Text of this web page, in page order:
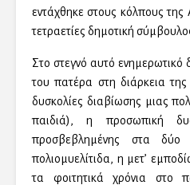
εντάχθηκε στους κόλπους της
τετραετίες δημοτική
Στο στεγνό αυτό ενημερωτικό
του πατέρα στη διάρκεια της
δυσκολίες διαβίωσης μιας
παιδιά), η προσωπική
προσβεβλημένης στα
πολιομυελίτιδα, η μετ’
τα φοιτητικά χρόνια στο